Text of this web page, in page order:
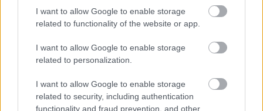
I want to allow Google to enable storage
related to functionality of the website or app.
I want to allow Google to enable storage
related to personalization.
I want to allow Google to enable storage
related to security, including authentication
functionality and fraud prevention, and other
A bejegyzés trackback címe:
https://kulturpart.hu/api/trackback/id/7899078
A hozzászólások a vonatkozó jogszabályok
értelmében felhasználói tartalomnak
minősülnek, értük a
szolgáltatás technikai
üzemeltetője semmilyen felelősséget
nem vállal, azokat nem ellenőrzi. Kifogás esetén forduljon a blog szerkesztőjéhez.